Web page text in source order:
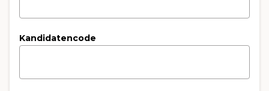
Kandidatencode